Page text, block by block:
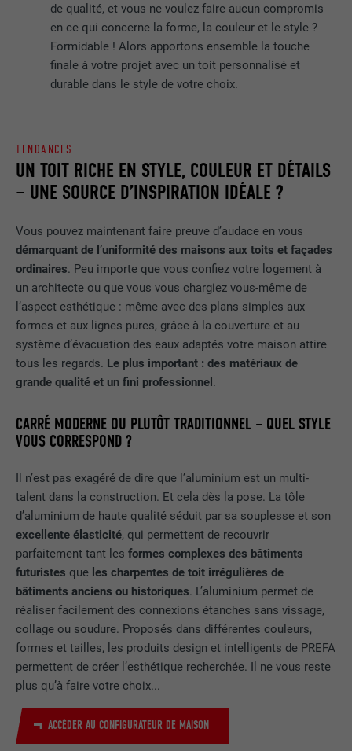
de qualité, et vous ne voulez faire aucun compromis
en ce qui concerne la forme, la couleur et le style ?
Formidable ! Alors apportons ensemble la touche
finale à votre projet avec un toit personnalisé et
durable dans le style de votre choix.
UN TOIT RICHE EN STYLE, COULEUR ET DÉTAILS
– UNE SOURCE D’INSPIRATION IDÉALE ?
TENDANCES
Vous pouvez maintenant faire preuve d’audace en vous
démarquant de l’uniformité des maisons aux toits et façades
ordinaires. Peu importe que vous confiez votre logement à
un architecte ou que vous vous chargiez vous-même de
l’aspect esthétique : même avec des plans simples aux
formes et aux lignes pures, grâce à la couverture et au
système d’évacuation des eaux adaptés votre maison attire
tous les regards. Le plus important : des matériaux de
grande qualité et un fini professionnel .
CARRÉ MODERNE OU PLUTÔT TRADITIONNEL – QUEL STYLE
VOUS CORRESPOND ?
Il n’est pas exagéré de dire que l’aluminium est un multi-
talent dans la construction. Et cela dès la pose. La tôle
d’aluminium de haute qualité séduit par sa souplesse et son
excellente élasticité, qui permettent de recouvrir
parfaitement tant lesformes complexes des bâtiments
futuristes que les charpentes de toit irrégulières de
bâtiments anciens ou historiques. L’aluminium permet de
réaliser facilement des connexions étanches sans vissage,
collage ou soudure. Proposés dans différentes couleurs,
formes et tailles, les produits design et intelligents de PREFA
permettent de créer l’esthétique recherchée. Il ne vous reste
plus qu’à faire votre choix...
ACCÉDER AU CONFIGURATEUR DE MAISON